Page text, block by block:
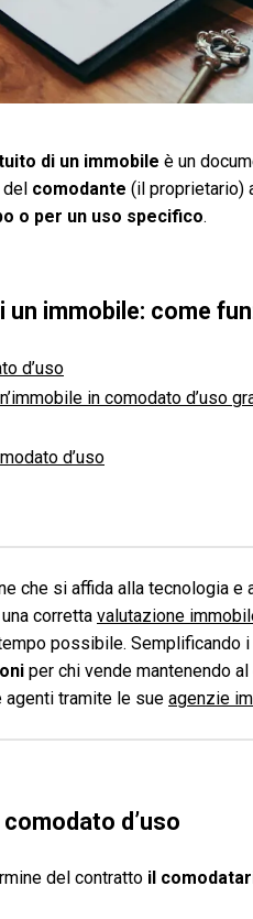
di un immobile è un
comodante (il proprietario)
o per un uso specifico.
immobile: come
d’uso
in comodato d’uso
d’uso
che si affida alla tecnologia e
corretta valutazione
possibile. Semplificando
per chi vende mantenendo
agenti tramite le sue agenzie
d’uso
del contratto il